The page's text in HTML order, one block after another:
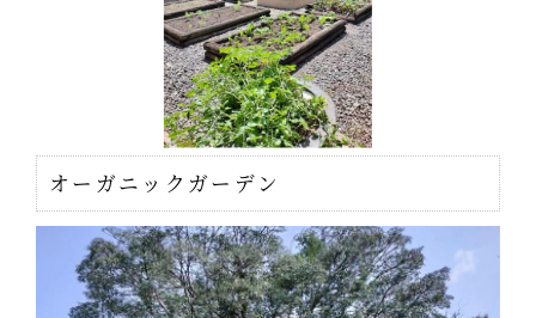
オーガニックガーデン